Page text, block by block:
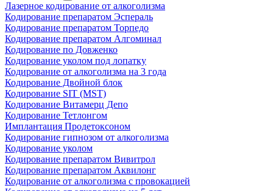
Лазерное кодирование от алкоголизма
Кодирование препаратом Эспераль
Кодирование препаратом Торпедо
Кодирование препаратом Алгоминал
Кодирование по Довженко
Кодирование уколом под лопатку
Кодирование от алкоголизма на 3 года
Кодирование Двойной блок
Кодирование SIT (MST)
Кодирование Витамерц Депо
Кодирование Тетлонгом
Имплантация Продетоксоном
Кодирование гипнозом от алкоголизма
Кодирование уколом
Кодирование препаратом Вивитрол
Кодирование препаратом Аквилонг
Кодирование от алкоголизма с провокацией